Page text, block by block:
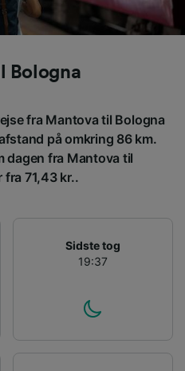
Bologna
fra Mantova til Bologna
på omkring 86 km.
dagen fra Mantova til
71,43 kr..
Sidste tog
19:37
data for at
scanne
og indhold,
og udvikling af